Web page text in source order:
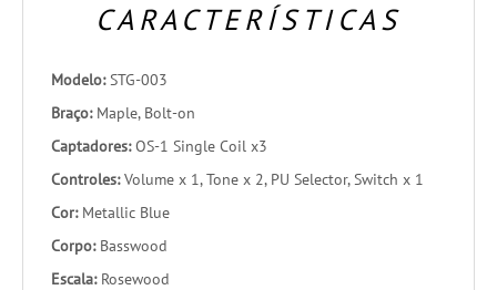
CARACTERÍSTICAS
Modelo:STG-003
Braço: Maple, Bolt-on
Captadores:OS-1 Single Coil x3
Controles:Volume x 1, Tone x 2, PU Selector, Switch x 1
Cor: Metallic Blue
Corpo: Basswood
Escala: Rosewood